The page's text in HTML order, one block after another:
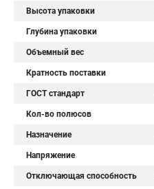
Высота упаковки
Глубина упаковки
Объемный вес
Кратность поставки
ГОСТ стандарт
Кол-во полюсов
Назначение
Напряжение
Отключающая способность